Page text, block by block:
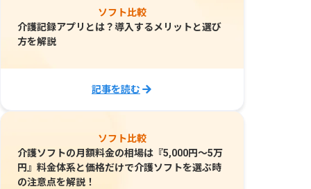
ソフト比較
介護記録アプリとは？導入するメリットと選び
方を解説
記事を読む
ソフト比較
介護ソフトの月額料金の相場は『5,000円～5万
円』料金体系と価格だけで介護ソフトを選ぶ時
の注意点を解説！